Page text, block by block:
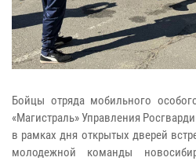
Бойцы отряда мобильного
«Магистраль» Управления
в рамках дня открытых дверей
молодежной команды